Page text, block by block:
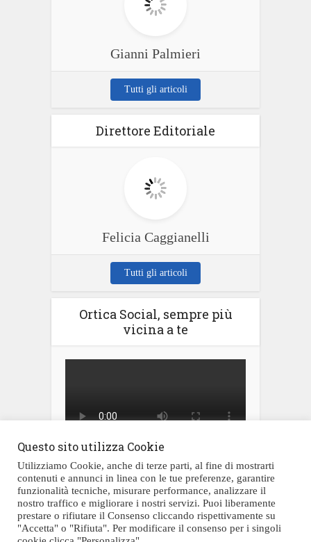
Gianni Palmieri
Tutti gli articoli
Direttore Editoriale
Felicia Caggianelli
Tutti gli articoli
Ortica Social, sempre più
vicina a te
Testata giornalistica registrata al Tribunale di Civitavecchia al numero
05/2019 il 05/12/2019
Questo sito utilizza Cookie
Utilizziamo Cookie, anche di terze parti, al fine di mostrarti
contenuti e annunci in linea con le tue preferenze, garantire
funzionalità tecniche, misurare performance, analizzare il
nostro traffico e migliorare i nostri servizi. Puoi liberamente
prestare o rifiutare il Consenso cliccando rispettivamente su
"Accetta" o "Rifiuta". Per modificare il consenso per i singoli